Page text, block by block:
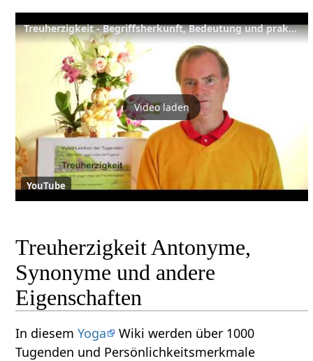
Treuherzigkeit - Begriffsherkunft, Bedeutung und praktische Tipps
Video laden
YouTube
Treuherzigkeit Antonyme,
Synonyme und andere
Eigenschaften
In diesemYoga
Wiki werden über 1000
Tugenden und Persönlichkeitsmerkmale